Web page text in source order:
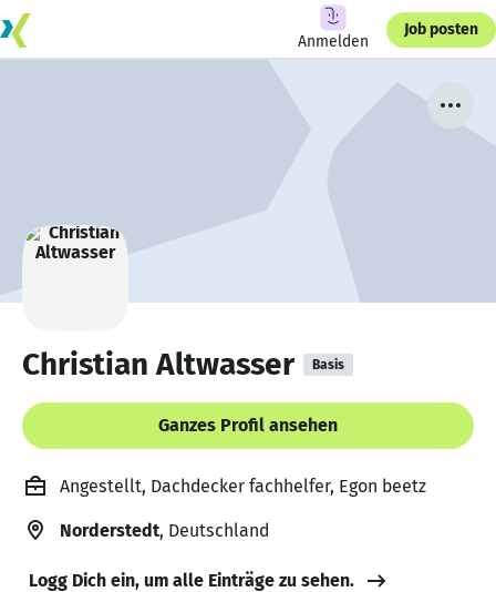
Anmelden
Job posten
Christian Altwasser Basis
Ganzes Profil ansehen
Angestellt, Dachdecker fachhelfer, Egon beetz
Norderstedt, Deutschland
Logg Dich ein, um alle Einträge zu sehen.